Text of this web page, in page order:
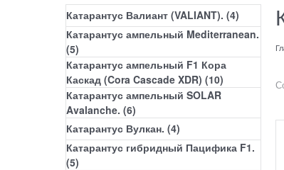
Катарантус Валиант (VALIANT). (4)
Катарантус ампельный Mediterranean.
(5)
Катарантус ампельный F1 Кора
Каскад (Cora Cascade XDR) (10)
Катарантус ампельный SOLAR
Avalanche. (6)
Катарантус Вулкан. (4)
Катарантус гибридный Пацифика F1.
(5)